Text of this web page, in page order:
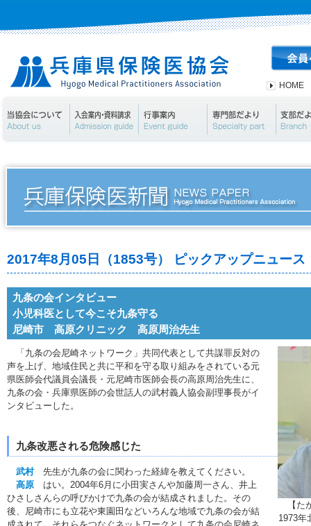
HOME
2017年8月05日（1853号） ピックアップニュース
九条の会インタビュー
小児科医として今こそ九条守る
尼崎市 高原クリニック 高原周治先生
【
1973年
「九条の会尼崎ネットワーク」共同代表として共謀罪反対の
声を上げ、地域住民と共に平和を守る取り組みをされている元
県医師会代議員会議長・元尼崎市医師会長の高原周治先生に、
九条の会・兵庫県医師の会世話人の武村義人協会副理事長がイ
ンタビューした。
九条改悪される危険感じた
武村先生が九条の会に関わった経緯を教えてください。
高原 はい。2004年6月に小田実さんや加藤周一さん、井上
ひさしさんらの呼びかけで九条の会が結成されました。その
後、尼崎市にも立花や東園田などいろんな地域で九条の会が結